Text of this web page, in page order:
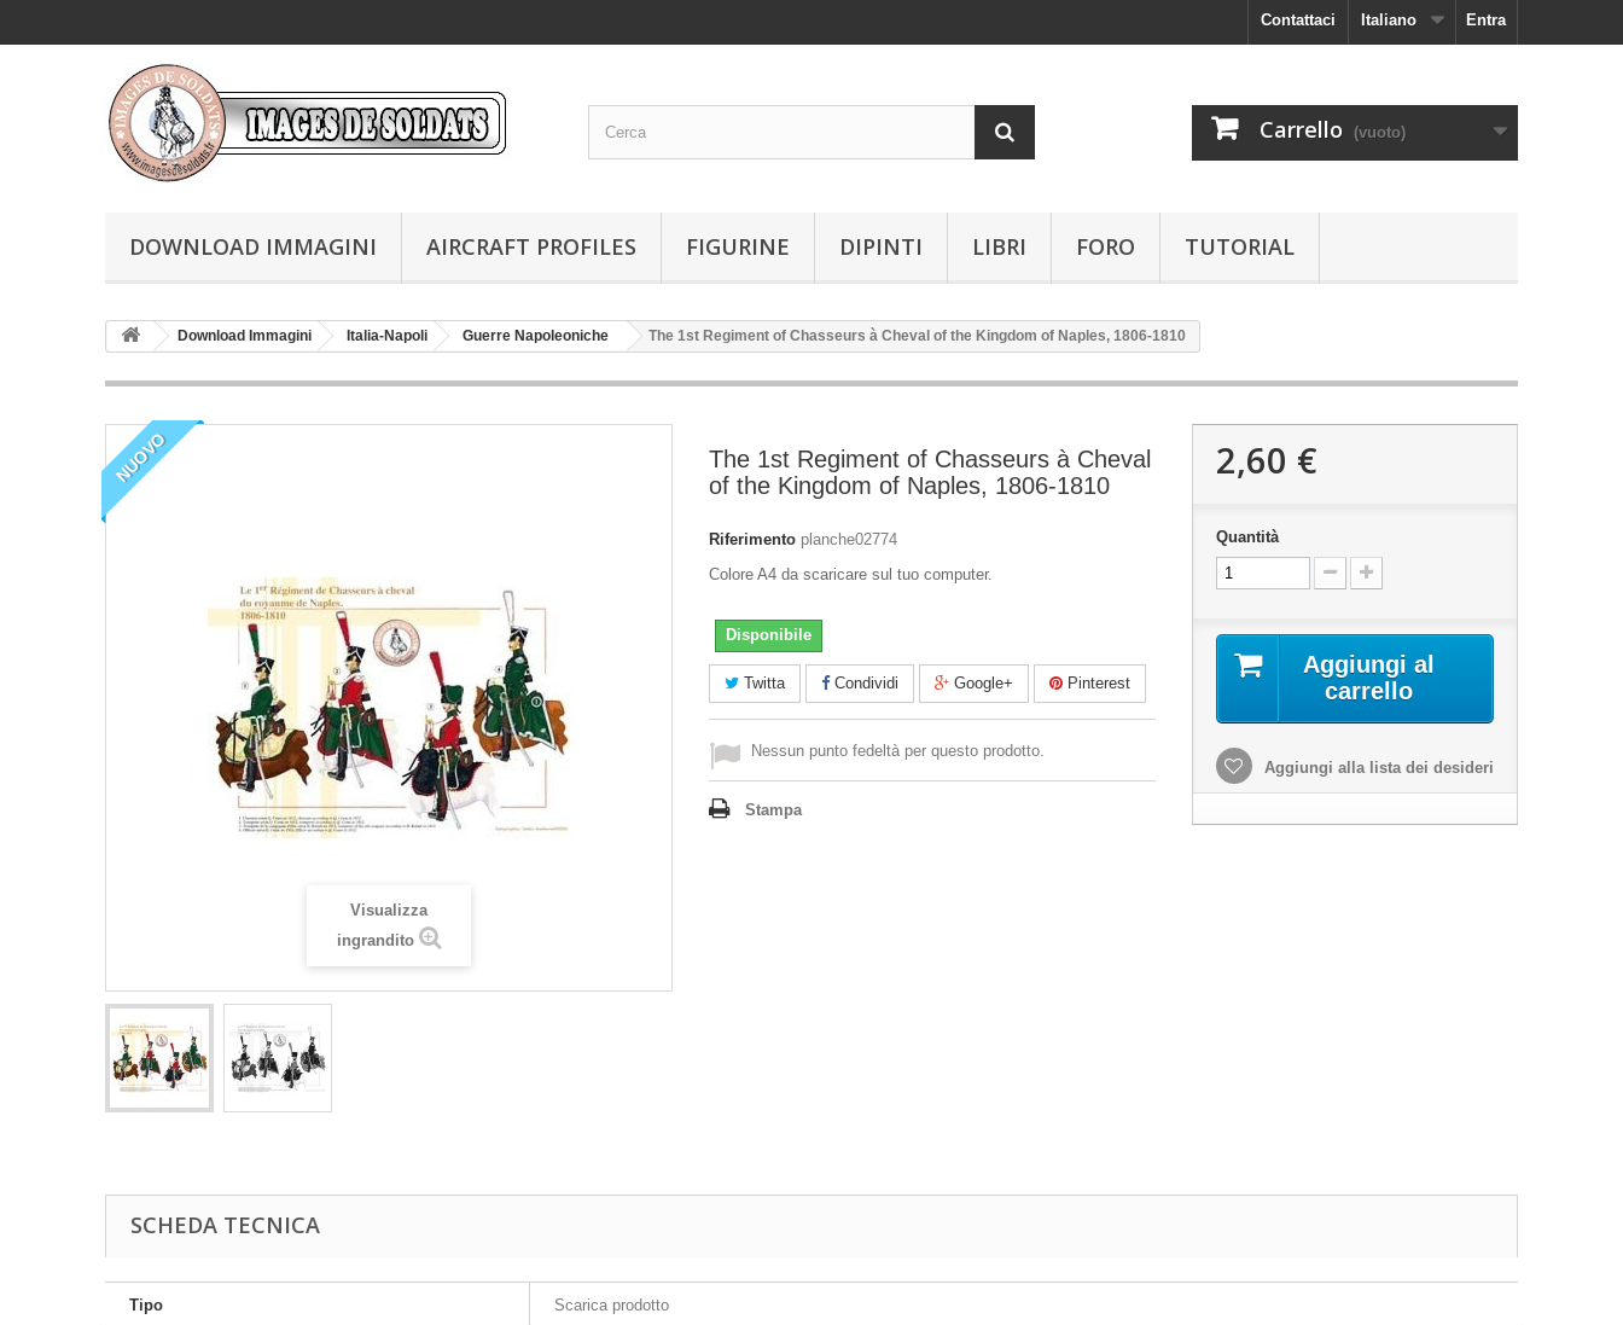
Entra
Italiano
Contattaci
Carrello (vuoto)
DOWNLOAD IMMAGINI AIRCRAFT PROFILES FIGURINE DIPINTI LIBRI FORO TUTORIAL
Download Immagini Italia-Napoli Guerre Napoleoniche The 1st Regiment of Chasseurs à Cheval of the Kingdom of Naples, 1806-1810
NUOVO
Visualizza
ingrandito
The 1st Regiment of Chasseurs à Cheval
of the Kingdom of Naples, 1806-1810
Riferimento planche02774
Colore A4 da scaricare sul tuo computer.
Disponibile
Twitta Condividi Google+ Pinterest
Nessun punto fedeltà per questo prodotto.
Stampa
2,60 €
Quantità
Aggiungi al
carrello
Aggiungi alla lista dei desideri
SCHEDA TECNICA
Tipo Scarica prodotto